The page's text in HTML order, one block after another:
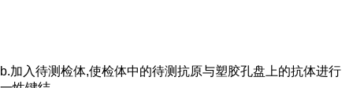
b.加入待测检体,使检体中的待测抗原与塑胶孔盘上的抗体进行